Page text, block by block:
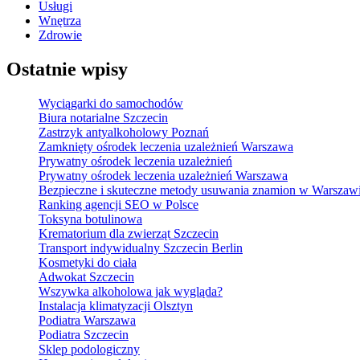
Usługi
Wnętrza
Zdrowie
Ostatnie wpisy
Wyciągarki do samochodów
Biura notarialne Szczecin
Zastrzyk antyalkoholowy Poznań
Zamknięty ośrodek leczenia uzależnień Warszawa
Prywatny ośrodek leczenia uzależnień
Prywatny ośrodek leczenia uzależnień Warszawa
Bezpieczne i skuteczne metody usuwania znamion w
Ranking agencji SEO w Polsce
Toksyna botulinowa
Krematorium dla zwierząt Szczecin
Transport indywidualny Szczecin Berlin
Kosmetyki do ciała
Adwokat Szczecin
Wszywka alkoholowa jak wygląda?
Instalacja klimatyzacji Olsztyn
Podiatra Warszawa
Podiatra Szczecin
Sklep podologiczny